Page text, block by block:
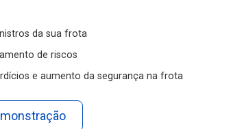
da sua frota
de riscos
e aumento da segurança na frota